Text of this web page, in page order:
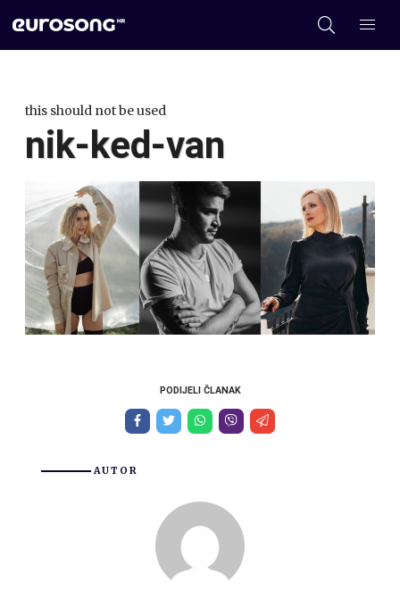
this should not be used
nik-ked-van
PODIJELI ČLANAK
AUTOR